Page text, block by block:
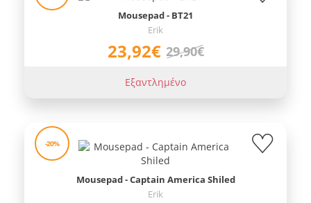
Mousepad - BT21
Erik
23,92€ 29,90€
Εξαντλημένο
-20%
Mousepad - Captain America Shiled
Erik